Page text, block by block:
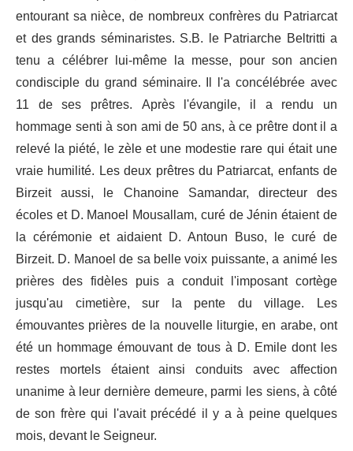
entourant sa nièce, de nombreux confrères du Patriarcat
et des grands séminaristes. S.B. le Patriarche Beltritti a
tenu a célébrer lui-même la messe, pour son ancien
condisciple du grand séminaire. Il l'a concélébrée avec
11 de ses prêtres. Après l'évangile, il a rendu un
hommage senti à son ami de 50 ans, à ce prêtre dont il a
relevé la piété, le zèle et une modestie rare qui était une
vraie humilité. Les deux prêtres du Patriarcat, enfants de
Birzeit aussi, le Chanoine Samandar, directeur des
écoles et D. Manoel Mousallam, curé de Jé­nin étaient de
la cérémonie et aidaient D. Antoun Buso, le curé de
Birzeit. D. Manoel de sa belle voix puissante, a animé les
prières des fidèles puis a conduit l'imposant cortège
jusqu'au cimetière, sur la pente du village. Les
émouvantes prières de la nouvelle liturgie, en arabe, ont
été un hommage émouvant de tous à D. Emile dont les
restes mortels étaient ainsi conduits avec affection
unanime à leur dernière demeure, parmi les siens, à côté
de son frère qui l'avait pré­cédé il y a à peine quelques
mois, devant le Seigneur.